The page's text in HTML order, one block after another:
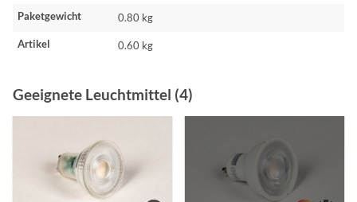
Paketgewicht 0.80 kg
Artikel 0.60 kg
Geeignete Leuchtmittel (4)